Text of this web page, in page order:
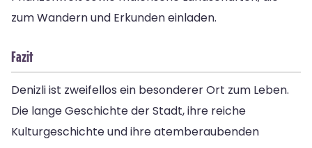
zum Wandern und Erkunden einladen.
Fazit
Denizli ist zweifellos ein besonderer Ort zum Leben.
Die lange Geschichte der Stadt, ihre reiche
Kulturgeschichte und ihre atemberaubenden